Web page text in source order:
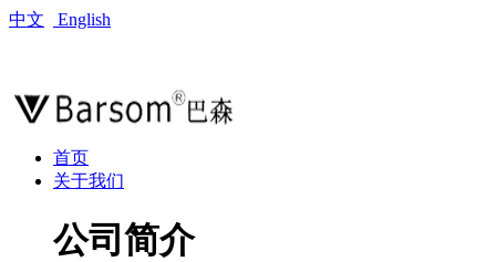
中文 English
首页
关于我们
公司简介